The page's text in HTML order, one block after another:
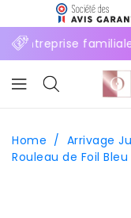
⚡ Entreprise
Home / Arrivage
Rouleau de Foil Bleu